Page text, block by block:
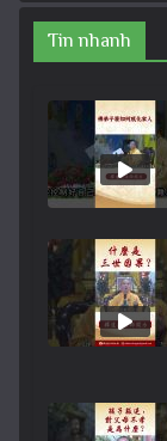
Tin nhanh